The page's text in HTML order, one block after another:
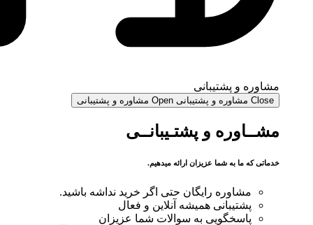
مشاوره و پشتیبانی
Close مشاوره و پشتیبانی Open مشاوره و پشتیبانی
مشــاوره و پشتـیبانــی
خدماتی که ما به شما عزیزان ارائه میدهیم.
مشاوره رایگان حتی اگر خرید نداشه باشید.
پشتیبانی همیشه آنلاین و فعال
پاسخگویی به سوالات شما عزیزان